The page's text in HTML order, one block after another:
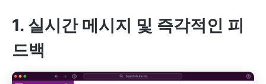
1. 실시간 메시지 및 즉각적인 피
드백